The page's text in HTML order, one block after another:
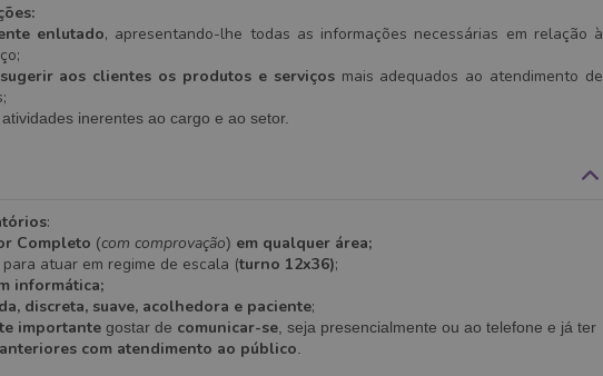
enlutado, apresentando-lhe todas as informações necessárias em relação à
aos clientes os produtos e serviçosmais adequados ao atendimento de
inerentes ao cargo e ao setor.
:
Completo (com comprovação) em qualquer área;
atuar em regime de escala (turno 12x36);
informática;
discreta, suave, acolhedora e paciente;
importante gostar de comunicar-se , seja presencialmente ou ao telefone e já ter
com atendimento ao público